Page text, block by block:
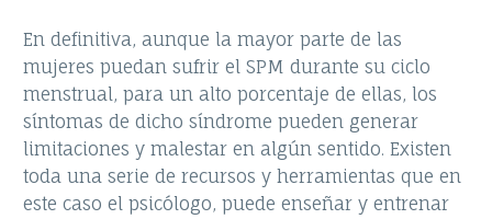
En definitiva, aunque la mayor parte de las
mujeres puedan sufrir el SPM durante su ciclo
menstrual, para un alto porcentaje de ellas, los
síntomas de dicho síndrome pueden generar
limitaciones y malestar en algún sentido. Existen
toda una serie de recursos y herramientas que en
este caso el psicólogo, puede enseñar y entrenar